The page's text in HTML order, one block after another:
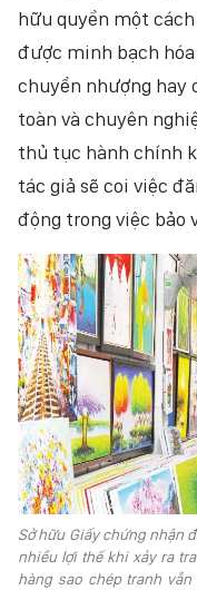
hữu quyền một
được minh bạch
chuyển nhượng hay
toàn và chuyên
thủ tục hành chính
tác giả sẽ coi việc
động trong việc bảo
Sở hữu Giấy chứng nhận
nhiều lợi thế khi xảy ra
hàng sao chép tranh